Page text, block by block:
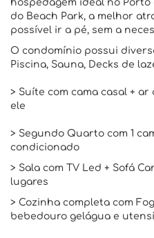
hospedagem ideal no Porto
do Beach Park, a melhor
possível ir a pé, sem a
O condomínio possui
Piscina, Sauna, Decks de
> Suíte com cama casal +
ele
> Segundo Quarto com 1
condicionado
> Sala com TV Led + Sofá
lugares
> Cozinha completa com
bebedouro gelágua e